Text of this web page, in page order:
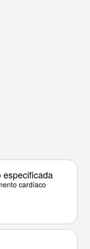
especificada
cardíaco